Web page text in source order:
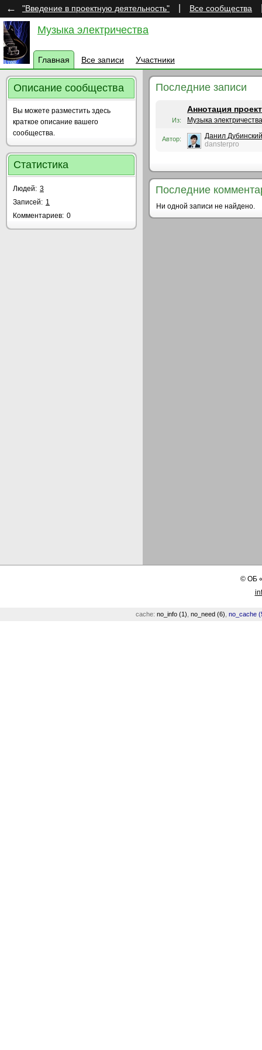
← "Введение в проектную деятельность" Все сообщества
Музыка электричества
Главная Все записи Участники
Описание сообщества
Вы можете разместить здесь
краткое описание вашего
сообщества.
Статистика
Людей: 3
Записей: 1
Комментариев: 0
Последние записи
Аннотация
Из: Музыка электричества
Автор:
Данил Дубинский
dansterpro
Последние
Ни одной записи не найдено.
©ОБ
cache: no_info (1) no_need (6) no_cache